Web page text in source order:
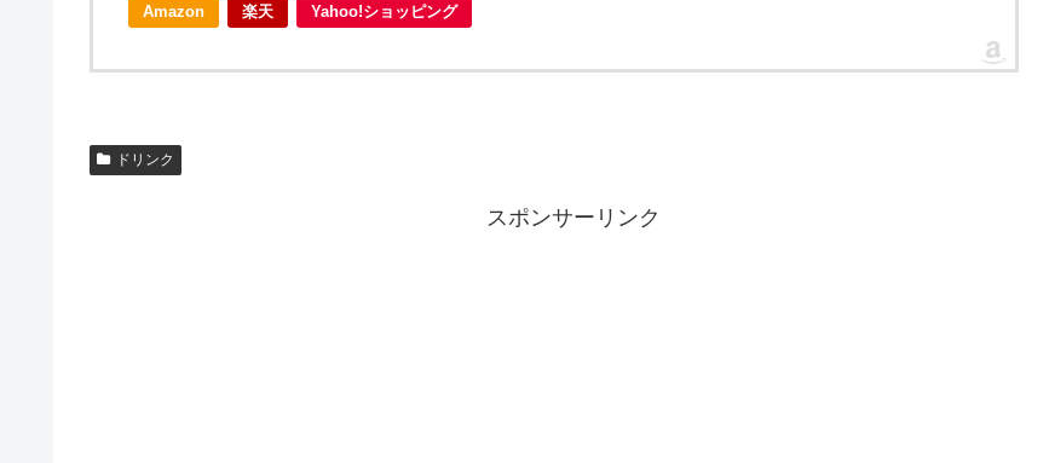
Amazon 楽天 Yahoo!ショッピング
ドリンク
スポンサーリンク